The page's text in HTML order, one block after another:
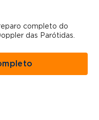
completo do
das Parótidas.